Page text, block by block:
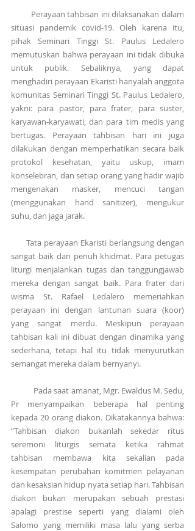
situasi pandemik covid-19. Oleh karena itu,
pihak Seminari Tinggi St. Paulus Ledalero
memutuskan bahwa perayaan ini tidak dibuka
untuk publik. Sebaliknya, yang dapat
menghadiri perayaan Ekaristi hanyalah anggota
komunitas Seminari Tinggi St. Paulus Ledalero,
yakni: para pastor, para frater, para suster,
karyawan-karyawati, dan para tim medis yang
bertugas. Perayaan tahbisan hari ini juga
dilakukan dengan memperhatikan secara baik
protokol kesehatan, yaitu uskup, imam
konselebran, dan setiap orang yang hadir wajib
mengenakan masker, mencuci tangan
(menggunakan hand sanitizer), mengukur
suhu, dan jaga jarak.
sangat baik dan penuh khidmat. Para petugas
liturgi menjalankan tugas dan tanggungjawab
mereka dengan sangat baik. Para frater dari
wisma St. Rafael Ledalero memeriahkan
perayaan ini dengan lantunan suara (koor)
yang sangat merdu. Meskipun perayaan
tahbisan kali ini dibuat dengan dinamika yang
sederhana, tetapi hal itu tidak menyurutkan
semangat mereka dalam bernyanyi.
Pr menyampaikan beberapa hal penting
kepada 20 orang diakon. Dikatakannya bahwa:
“Tahbisan diakon bukanlah sekedar ritus
seremoni liturgis semata ketika rahmat
tahbisan membawa kita sekalian pada
kesempatan perubahan komitmen pelayanan
dan kesaksian hidup nyata setiap hari. Tahbisan
diakon bukan merupakan sebuah prestasi
apalagi prestise seperti yang dialami oleh
Salomo yang memiliki masa lalu yang serba